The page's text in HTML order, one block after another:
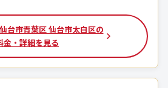
台市青葉区 仙台市太白区の
金・詳細を見る